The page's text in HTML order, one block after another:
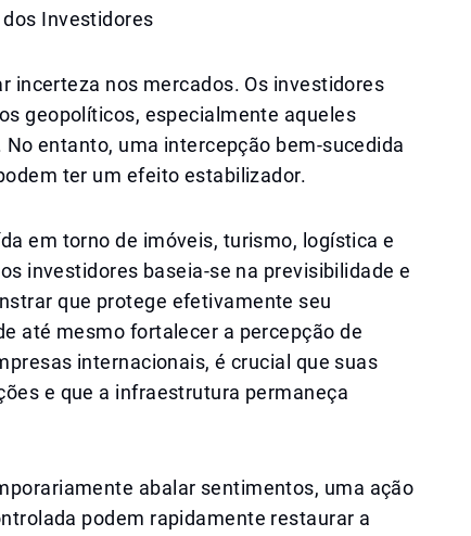
Investidores
incerteza nos mercados. Os investidores
geopolíticos, especialmente aqueles
entanto, uma intercepção bem-sucedida
ter um efeito estabilizador.
em torno de imóveis, turismo, logística e
investidores baseia-se na previsibilidade e
que protege efetivamente seu
até mesmo fortalecer a percepção de
internacionais, é crucial que suas
e que a infraestrutura permaneça
abalar sentimentos, uma ação
podem rapidamente restaurar a